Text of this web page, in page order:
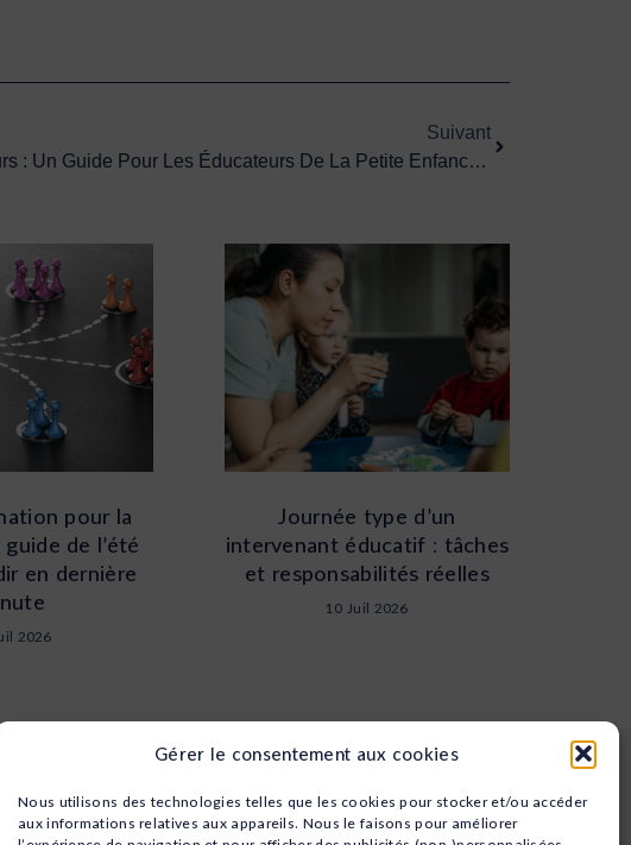
Gérer le consentement aux cookies
Nous utilisons des technologies telles que les cookies pour stocker et/ou accéder
aux informations relatives aux appareils. Nous le faisons pour améliorer
Suivant
Maîtriser Le Concours : Un Guide Pour Les Éducateurs De La Petite Enfance Afin De Réussir Leur Parcours Professionnel
pour la
de l’été
en dernière
2026
Journée type d’un
intervenant éducatif : tâches
et responsabilités réelles
10 Juil 2026
Animation
Sport